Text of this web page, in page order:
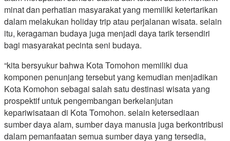
minat dan perhatian masyarakat yang memiliki ketertarikan
dalam melakukan holiday trip atau perjalanan wisata. selain
itu, keragaman budaya juga menjadi daya tarik tersendiri
bagi masyarakat pecinta seni budaya.
“kita bersyukur bahwa Kota Tomohon memiliki dua
komponen penunjang tersebut yang kemudian menjadikan
Kota Komohon sebagai salah satu destinasi wisata yang
prospektif untuk pengembangan berkelanjutan
kepariwisataan di Kota Tomohon. selain ketersediaan
sumber daya alam, sumber daya manusia juga berkontribusi
dalam pemanfaatan semua sumber daya yang tersedia,